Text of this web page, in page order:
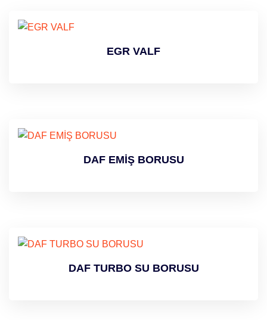
EGR VALF
DAF EMİŞ BORUSU
DAF TURBO SU BORUSU